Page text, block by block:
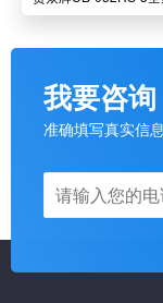
我要咨询
准确填写真实信